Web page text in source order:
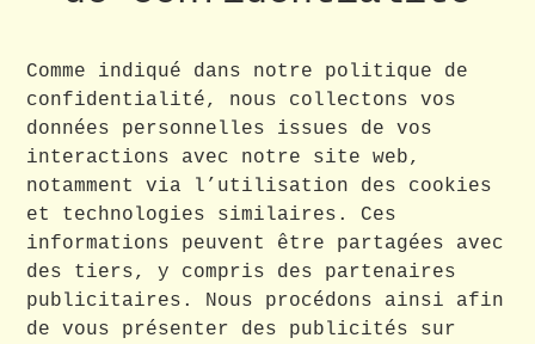
Comme indiqué dans notre politique de
confidentialité, nous collectons vos
données personnelles issues de vos
interactions avec notre site web,
notamment via l’utilisation des cookies
et technologies similaires. Ces
informations peuvent être partagées avec
des tiers, y compris des partenaires
publicitaires. Nous procédons ainsi afin
de vous présenter des publicités sur